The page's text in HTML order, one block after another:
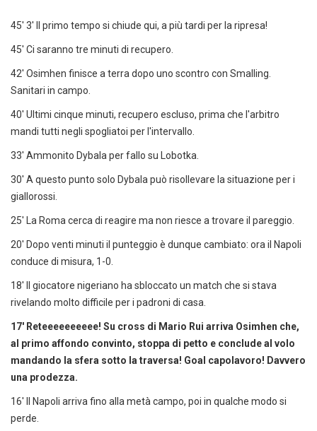
45' 3' Il primo tempo si chiude qui, a più tardi per la ripresa!
45' Ci saranno tre minuti di recupero.
42' Osimhen finisce a terra dopo uno scontro con Smalling.
Sanitari in campo.
40' Ultimi cinque minuti, recupero escluso, prima che l'arbitro
mandi tutti negli spogliatoi per l'intervallo.
33' Ammonito Dybala per fallo su Lobotka.
30' A questo punto solo Dybala può risollevare la situazione per i
giallorossi.
25' La Roma cerca di reagire ma non riesce a trovare il pareggio.
20' Dopo venti minuti il punteggio è dunque cambiato: ora il Napoli
conduce di misura, 1-0.
18' Il giocatore nigeriano ha sbloccato un match che si stava
rivelando molto difficile per i padroni di casa.
17' Reteeeeeeeeee! Su cross di Mario Rui arriva Osimhen che,
al primo affondo convinto, stoppa di petto e conclude al volo
mandando la sfera sotto la traversa! Goal capolavoro! Davvero
una prodezza.
16' Il Napoli arriva fino alla metà campo, poi in qualche modo si
perde.